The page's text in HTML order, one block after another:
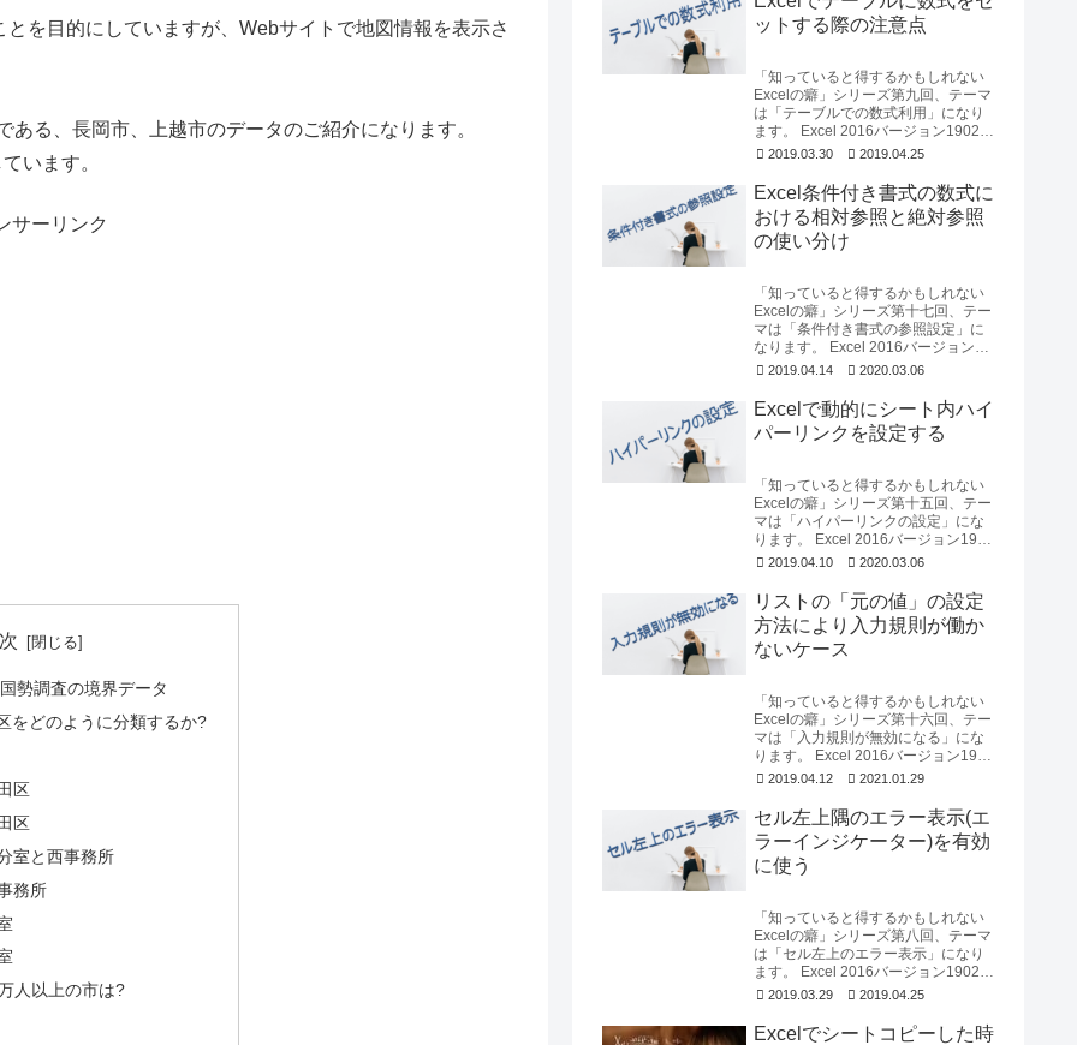
を目的にしていますが、Webサイトで地図情報を表示さ
る、長岡市、上越市のデータのご紹介になります。
います。
サーリンク
勢調査の境界データ
をどのように分類するか?
区
区
室と西事務所
務所
人以上の市は?
ットする際の注意点
「知っていると得するかもしれない
Excelの癖」シリーズ第九回、テーマ
は「テーブルでの数式利用」になり
ます。 Excel 2016バージョン1902を
使用して確認しています。なお「...
2019.03.30 2019.04.25
Excel条件付き書式の数式に
おける相対参照と絶対参照
の使い分け
「知っていると得するかもしれない
Excelの癖」シリーズ第十七回、テー
マは「条件付き書式の参照設定」に
なります。 Excel 2016バージョン
1903を使用して確認しています。
2019.04.14 2020.03.06
Excelで動的にシート内ハイ
パーリンクを設定する
「知っていると得するかもしれない
Excelの癖」シリーズ第十五回、テー
マは「ハイパーリンクの設定」にな
ります。 Excel 2016バージョン1902
を使用して確認しています。動的...
2019.04.10 2020.03.06
リストの「元の値」の設定
方法により入力規則が働か
ないケース
「知っていると得するかもしれない
Excelの癖」シリーズ第十六回、テー
マは「入力規則が無効になる」にな
ります。 Excel 2016バージョン1903
を使用して確認しています。入力...
2019.04.12 2021.01.29
セル左上隅のエラー表示(エ
ラーインジケーター)を有効
に使う
「知っていると得するかもしれない
Excelの癖」シリーズ第八回、テーマ
は「セル左上のエラー表示」になり
ます。 Excel 2016バージョン1902を
使用して確認しています。いまま...
2019.03.29 2019.04.25
Excelでシートコピーした時